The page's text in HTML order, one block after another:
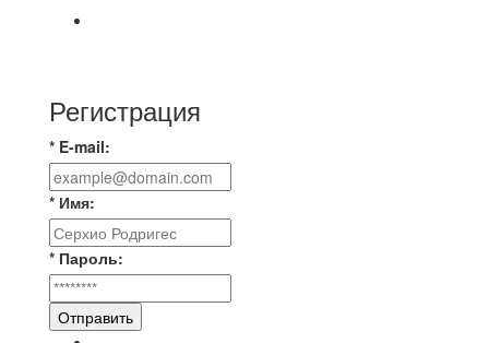
Регистрация
* E-mail:
* Имя:
* Пароль:
Отправить